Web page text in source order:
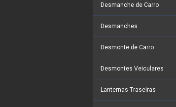
Desmanche de Carro
Desmanches
Desmonte de Carro
Desmontes Veiculares
Lanternas Traseiras